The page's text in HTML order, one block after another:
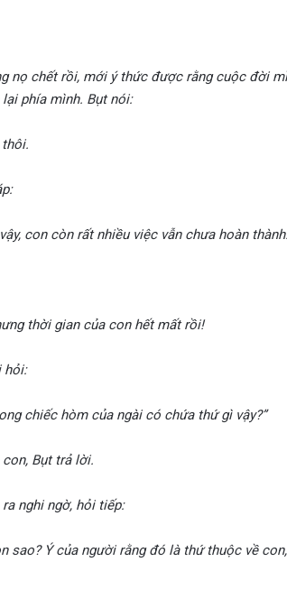
nọ chết rồi, mới ý thức được rằng cuộc đời
phía mình. Bụt nói:
con còn rất nhiều việc vẫn chưa hoàn thành.
thời gian của con hết mất rồi!
hỏi:
chiếc hòm của ngài có chứa thứ gì vậy?”
Bụt trả lời.
nghi ngờ, hỏi tiếp:
sao? Ý của người rằng đó là thứ thuộc về